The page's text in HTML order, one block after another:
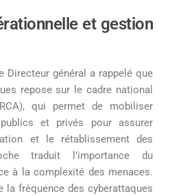
et gestion
Directeur général a rappelé que
repose sur le cadre national
qui permet de mobiliser
et privés pour assurer
et le rétablissement des
traduit l’importance du
à la complexité des menaces.
la fréquence des cyberattaques